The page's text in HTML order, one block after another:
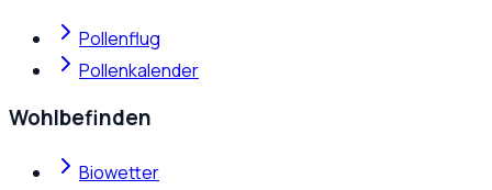
Pollenflug
Pollenkalender
Wohlbefinden
Biowetter